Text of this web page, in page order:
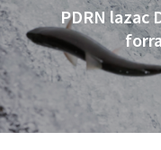
PDRN lazac